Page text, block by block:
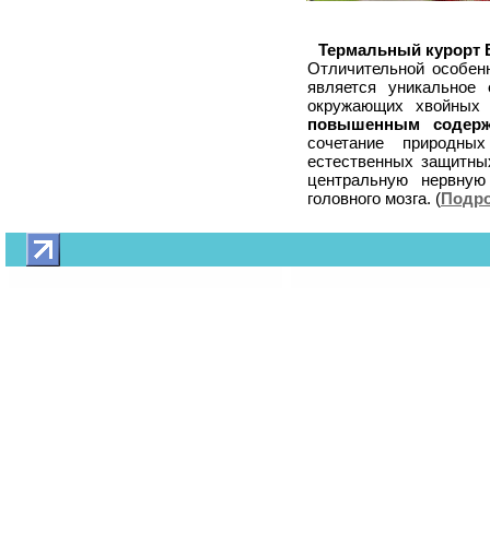
Термальный
Отличительной
является уникальное
окружающих
повышенным
сочетание
естественных
центральную
головного мозга. (